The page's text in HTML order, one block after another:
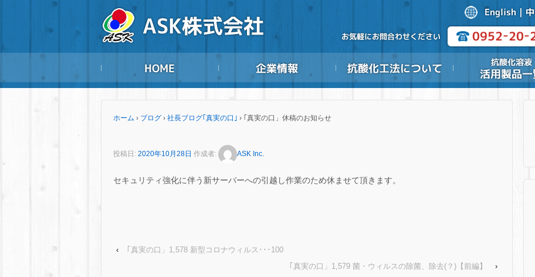
ホーム › ブログ › 社長ブログ｢真実の口｣ › ｢真実の口」休稿のお知らせ
投稿日: 2020年10月28日 作成者: ASK Inc.
セキュリティ強化に伴う新サーバーへの引越し作業のため休ませて頂きます。
‹
｢真実の口」1,578 新型コロナウィルス･･･100
｢真実の口」1,579 菌・ウィルスの除菌、除去(？)【前編】
›